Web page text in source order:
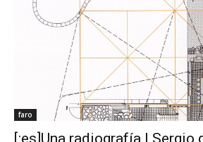
faro
[:es]Una radiografía | Sergio